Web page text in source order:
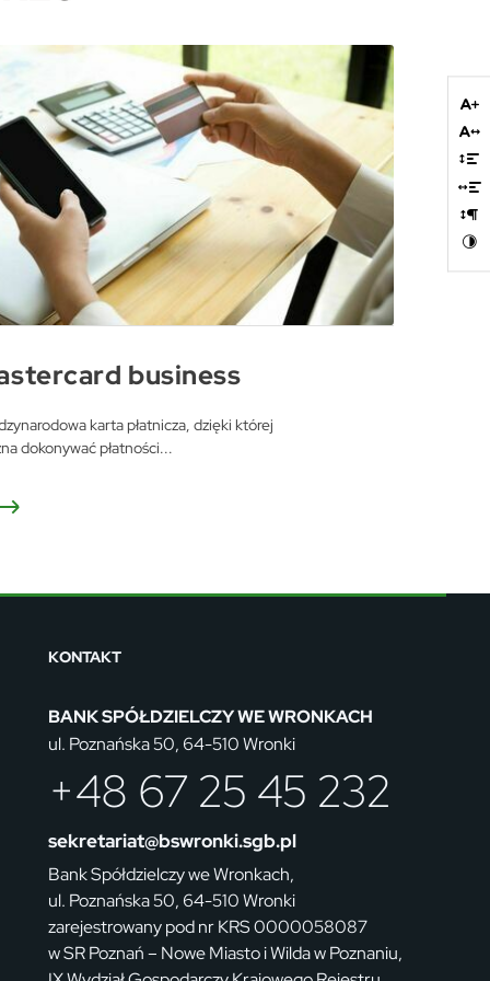
business
karta płatnicza, dzięki której
dokonywać płatności...
KONTAKT
BANK SPÓŁDZIELCZY WE WRONKACH
ul. Poznańska 50, 64-510 Wronki
+48 67 25 45 232
sekretariat@bswronki.sgb.pl
Bank Spółdzielczy we Wronkach,
ul. Poznańska 50, 64-510 Wronki
zarejestrowany pod nr KRS 0000058087
w SR Poznań – Nowe Miasto i Wilda w Poznaniu,